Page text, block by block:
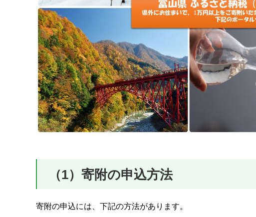
（1）寄附の申込方法
寄附の申込には、下記の方法があります。